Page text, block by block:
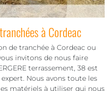
à Cordeac
de tranchée à Cordeac ou
invitons de nous faire
terrassement, 38 est
Nous avons toute les
matériels à utiliser qui nous